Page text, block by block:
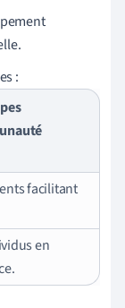
:
facilitant
en